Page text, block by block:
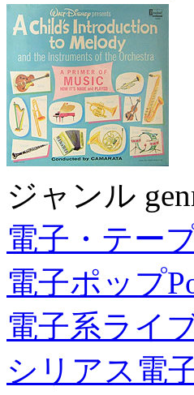
ジャンル
電子・テー
電子ポップ
電子系ライ
シリアス電